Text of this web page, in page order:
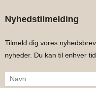
Nyhedstilmelding
Tilmeld dig vores
nyheder. Du kan til enhver